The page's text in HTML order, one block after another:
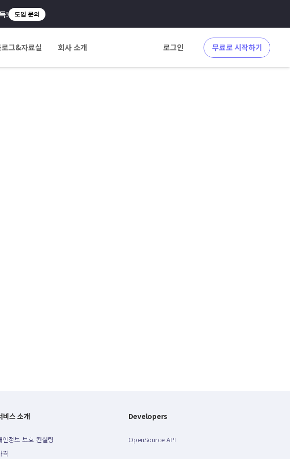
! 도입 문의
그&자료실 회사 소개 로그인 무료로 시작하기
비스 소개
인정보 보호 컨설팅
격
Developers
OpenSource API